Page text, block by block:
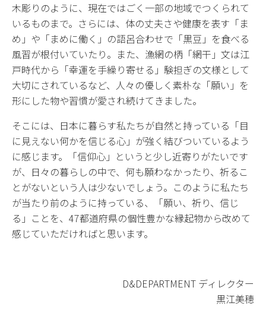
木彫りのように、現在ではごく一部の地域でつくられて
いるものまで。さらには、体の丈夫さや健康を表す「ま
め」や「まめに働く」の語呂合わせで「黒豆」を食べる
風習が根付いていたり。また、漁網の柄「網干」文は江
戸時代から「幸運を手繰り寄せる」験担ぎの文様として
大切にされているなど、人々の優しく素朴な「願い」を
形にした物や習慣が愛され続けてきました。
そこには、日本に暮らす私たちが自然と持っている「目
に見えない何かを信じる心」が強く結びついているよう
に感じます。「信仰心」というと少し近寄りがたいです
が、日々の暮らしの中で、何も願わなかったり、祈るこ
とがないという人は少ないでしょう。このように私たち
が当たり前のように持っている、「願い、祈り、信じ
る」ことを、47都道府県の個性豊かな縁起物から改めて
感じていただければと思います。
D&DEPARTMENT ディレクター
黒江美穂